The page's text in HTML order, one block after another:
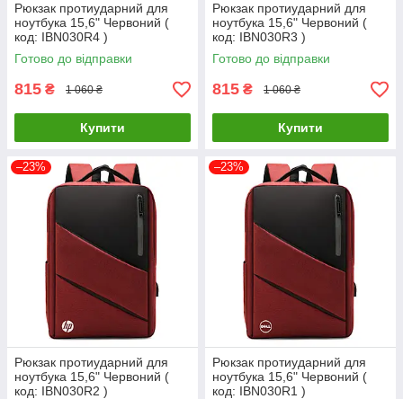
Рюкзак протиударний для
ноутбука 15,6" Червоний (
код: IBN030R4 )
Готово до відправки
815 ₴ 1 060 ₴
Купити
Рюкзак протиударний для
ноутбука 15,6" Червоний (
код: IBN030R3 )
Готово до відправки
815 ₴ 1 060 ₴
Купити
–23%
Рюкзак протиударний для
ноутбука 15,6" Червоний (
код: IBN030R2 )
–23%
Рюкзак протиударний для
ноутбука 15,6" Червоний (
код: IBN030R1 )